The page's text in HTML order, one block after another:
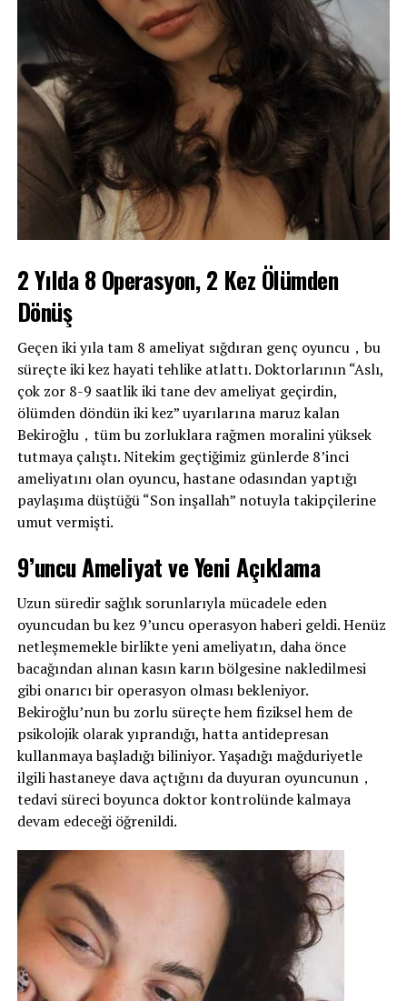
2 Yılda 8 Operasyon, 2 Kez Ölümden
Dönüş
Geçen iki yıla tam 8 ameliyat sığdıran genç oyuncu，bu
süreçte iki kez hayati tehlike atlattı. Doktorlarının “Aslı,
çok zor 8-9 saatlik iki tane dev ameliyat geçirdin,
ölümden döndün iki kez” uyarılarına maruz kalan
Bekiroğlu，tüm bu zorluklara rağmen moralini yüksek
tutmaya çalıştı. Nitekim geçtiğimiz günlerde 8’inci
ameliyatını olan oyuncu, hastane odasından yaptığı
paylaşıma düştüğü “Son inşallah” notuyla takipçilerine
umut vermişti.
9’uncu Ameliyat ve Yeni Açıklama
Uzun süredir sağlık sorunlarıyla mücadele eden
oyuncudan bu kez 9’uncu operasyon haberi geldi. Henüz
netleşmemekle birlikte yeni ameliyatın, daha önce
bacağından alınan kasın karın bölgesine nakledilmesi
gibi onarıcı bir operasyon olması bekleniyor.
Bekiroğlu’nun bu zorlu süreçte hem fiziksel hem de
psikolojik olarak yıprandığı, hatta antidepresan
kullanmaya başladığı biliniyor. Yaşadığı mağduriyetle
ilgili hastaneye dava açtığını da duyuran oyuncunun，
tedavi süreci boyunca doktor kontrolünde kalmaya
devam edeceği öğrenildi.